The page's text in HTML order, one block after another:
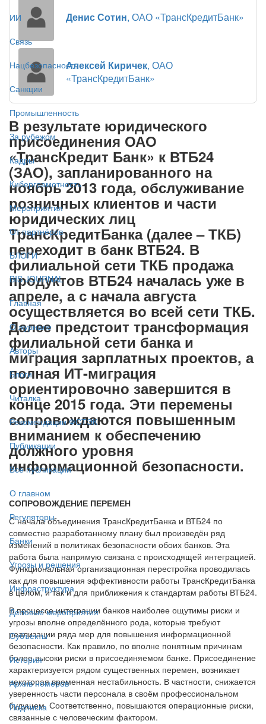
ИИ
Связь
Нацбезопасность
Санкции
Промышленность
За рубежом
Кадры
Киберграмотность
Мероприятия
От партнёров
БЛОГИ
BIS JOURNAL
Главная
О журнале
Авторы
Блоги
Читалка
Рекомендации ФСТЭК
Публикации
Все публикации
О главном
Регуляторы
Банки
Угрозы и решения
Инфраструктура
Деловые мероприятия
Субъекты
История
Архив номеров
Подписка
Денис Сотин, ОАО «ТрансКредитБанк»
Алексей Киричек, ОАО
«ТрансКредитБанк»
В результате юридического
присоединения ОАО
«ТрансКредит Банк» к ВТБ24
(ЗАО), запланированного на
ноябрь 2013 года, обслуживание
розничных клиентов и части
юридических лиц
ТрансКредитБанка (далее – ТКБ)
переходит в банк ВТБ24. В
филиальной сети ТКБ продажа
продуктов ВТБ24 началась уже в
апреле, а с началаавгуста
осуществляется во всей сети ТКБ.
Далее предстоит трансформация
филиальной сети банка и
миграция зарплатных проектов, а
полная ИТ-миграция
ориентировочно завершится в
конце 2015 года. Эти перемены
сопровождаются повышенным
вниманием к обеспечению
должного уровня
информационной безопасности.
СОПРОВОЖДЕНИЕ ПЕРЕМЕН
С начала объединения ТрансКредитБанка и ВТБ24 по
совместно разработанному плану был произведён ряд
изменений в политиках безопасности обоих банков. Эта
работа была напрямую связана с происходящей интеграцией.
Функциональная организационная перестройка проводилась
как для повышения эффективности работы ТрансКредитБанка
в целом, и так и для приближения к стандартам работы ВТБ24.
В процессе интеграции банков наиболее ощутимы риски и
угрозы вполне определённого рода, которые требуют
реализации ряда мер для повышения информационной
безопасности. Как правило, по вполне понятным причинам
более высоки риски в присоединяемом банке. Присоединение
характеризуется рядом существенных перемен, возникает
некоторая временная нестабильность. В частности, снижается
уверенность части персонала в своём профессиональном
будущем. Соответственно, повышаются операционные риски,
связанные с человеческим фактором.